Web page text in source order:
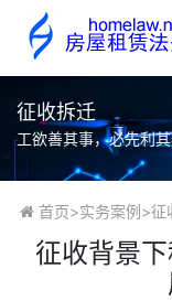
征收拆迁
工欲善其事，必先利
首页>实务案例 >征
征收背景